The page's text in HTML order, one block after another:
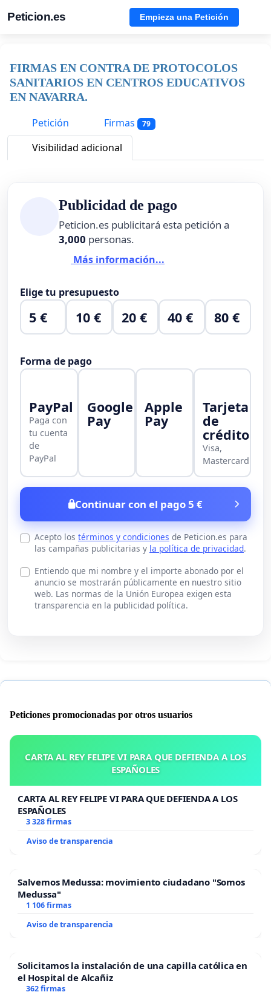
Peticion.es Empieza una Petición
FIRMAS EN CONTRA DE PROTOCOLOS
SANITARIOS EN CENTROS EDUCATIVOS
EN NAVARRA.
Petición
Firmas 79
Visibilidad adicional
Publicidad de pago
Peticion.es publicitará esta petición a
3,000 personas.
Más información...
Elige tu presupuesto
5 € 10 € 20 € 40 € 80 €
Forma de pago
PayPal
Paga con
tu cuenta
de
PayPal
Google
Pay
Apple
Pay
Tarjeta
de
crédito
Visa,
Mastercard
Continuar con el pago 5 €
Acepto los términos y condiciones de Peticion.es para
las campañas publicitarias y la política de privacidad.
Entiendo que mi nombre y el importe abonado por el
anuncio se mostrarán públicamente en nuestro sitio
web. Las normas de la Unión Europea exigen esta
transparencia en la publicidad política.
Peticiones promocionadas por otros usuarios
CARTA AL REY FELIPE VI PARA QUE DEFIENDA A LOS
ESPAÑOLES
CARTA AL REY FELIPE VI PARA QUE DEFIENDA A LOS
ESPAÑOLES
3 328 firmas
Aviso de transparencia
Salvemos Medussa: movimiento ciudadano "Somos
Medussa"
1 106 firmas
Aviso de transparencia
Solicitamos la instalación de una capilla católica en
el Hospital de Alcañiz
362 firmas